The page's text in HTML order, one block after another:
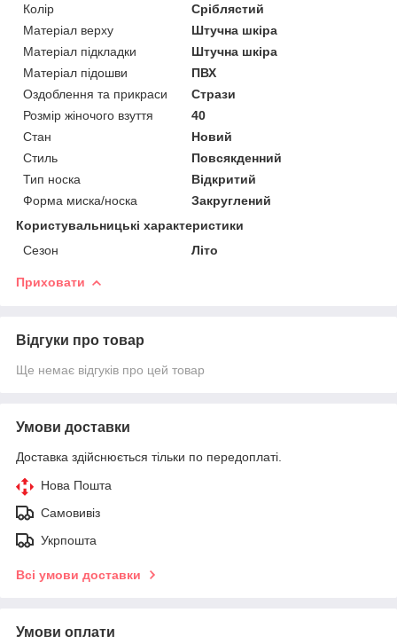
Колір
Сріблястий
Матеріал верху
Штучна шкіра
Матеріал підкладки
Штучна шкіра
Матеріал підошви
ПВХ
Оздоблення та прикраси
Стрази
Розмір жіночого взуття
40
Стан
Новий
Стиль
Повсякденний
Тип носка
Відкритий
Форма миска/носка
Закруглений
Користувальницькі характеристики
Сезон
Літо
Приховати
Відгуки про товар
Ще немає відгуків про цей товар
Умови доставки
Доставка здійснюється тільки по передоплаті.
Нова Пошта
Самовивіз
Укрпошта
Всі умови доставки
Умови оплати